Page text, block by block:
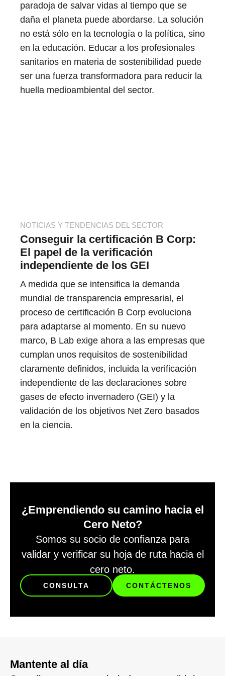
paradoja de salvar vidas al tiempo que se
daña el planeta puede abordarse. La solución
no está sólo en la tecnología o la política, sino
en la educación. Educar a los profesionales
sanitarios en materia de sostenibilidad puede
ser una fuerza transformadora para reducir la
huella medioambiental del sector.
NOTICIAS Y TENDENCIAS DEL SECTOR
Conseguir la certificación B Corp:
El papel de la verificación
independiente de los GEI
A medida que se intensifica la demanda
mundial de transparencia empresarial, el
proceso de certificación B Corp evoluciona
para adaptarse al momento. En su nuevo
marco, B Lab exige ahora a las empresas que
cumplan unos requisitos de sostenibilidad
claramente definidos, incluida la verificación
independiente de las declaraciones sobre
gases de efecto invernadero (GEI) y la
validación de los objetivos Net Zero basados
en la ciencia.
¿Emprendiendo su camino hacia el
Cero Neto?
Somos su socio de confianza para
validar y verificar su hoja de ruta hacia el
cero neto.
CONSULTA CONTÁCTENOS
Mantente al día